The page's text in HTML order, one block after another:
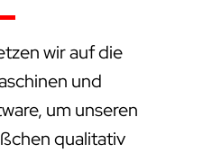
wir auf die
und
um unseren
qualitativ